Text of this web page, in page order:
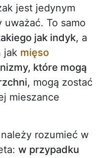
jest jedynym
To samo
jak indyk, a
jak mięso
które mogą
, mogą zostać
mieszance
rozumieć w
w przypadku